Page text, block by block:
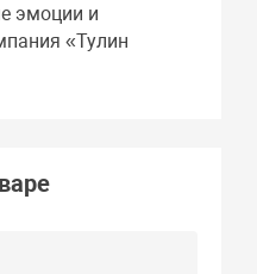
эмоции и
«Тулин